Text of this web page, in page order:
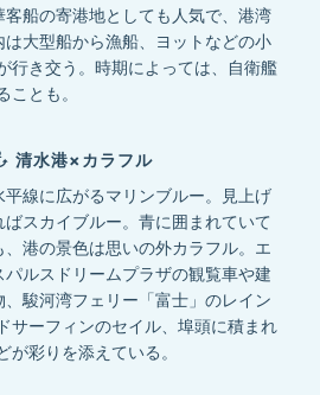
客船の寄港地としても人気で、港湾
は大型船から漁船、ヨットなどの小
行き交う。時期によっては、自衛艦
ことも。
清水港×カラフル
平線に広がるマリンブルー。見上げ
ばスカイブルー。青に囲まれていて
、港の景色は思いの外カラフル。エ
パルスドリームプラザの観覧車や建
、駿河湾フェリー「富士」のレイン
サーフィンのセイル、埠頭に積まれ
が彩りを添えている。